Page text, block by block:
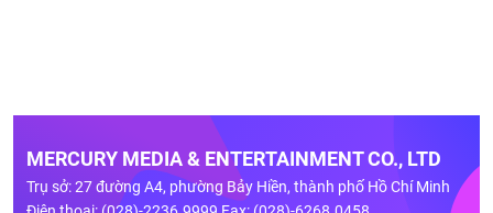
MERCURY MEDIA & ENTERTAINMENT CO., LTD
Trụ sở: 27 đường A4, phường Bảy Hiền, thành phố Hồ Chí Minh